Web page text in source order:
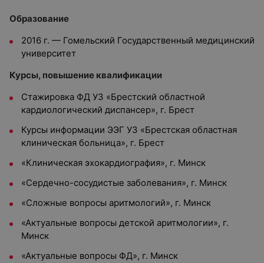
Образование
2016 г. — Гомельский Государственный медицинский
университет
Курсы, повышение квалификации
Стажировка ФД УЗ «Брестский областной
кардиологический диспансер», г. Брест
Курсы информации ЭЭГ УЗ «Брестская областная
клиническая больница», г. Брест
«Клиническая эхокардиография», г. Минск
«Сердечно-сосудистые заболевания», г. Минск
«Сложные вопросы аритмологий», г. Минск
«Актуальные вопросы детской аритмологии», г.
Минск
«Актуальные вопросы ФД», г. Минск